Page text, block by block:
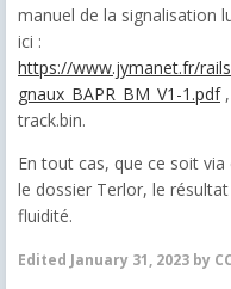
manuel de la signalisation
ici :
https://www.jymanet.fr/
gnaux_BAPR_BM_V1-1.pdf,
track.bin.
En tout cas, que ce soit
le dossier Terlor, le
fluidité.
Edited January 31, 2023 by